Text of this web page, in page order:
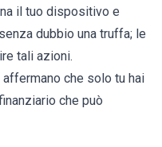
il tuo dispositivo e
dubbio una truffa; le
tali azioni.
che solo tu hai
che può